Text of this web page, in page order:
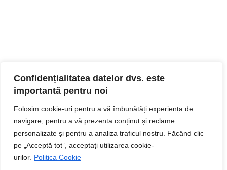
Confidențialitatea datelor dvs. este
importantă pentru noi
Folosim cookie-uri pentru a vă îmbunătăți experiența de
navigare, pentru a vă prezenta conținut și reclame
personalizate și pentru a analiza traficul nostru. Făcând clic
pe „Acceptă tot”, acceptați utilizarea cookie-
urilor. Politica Cookie